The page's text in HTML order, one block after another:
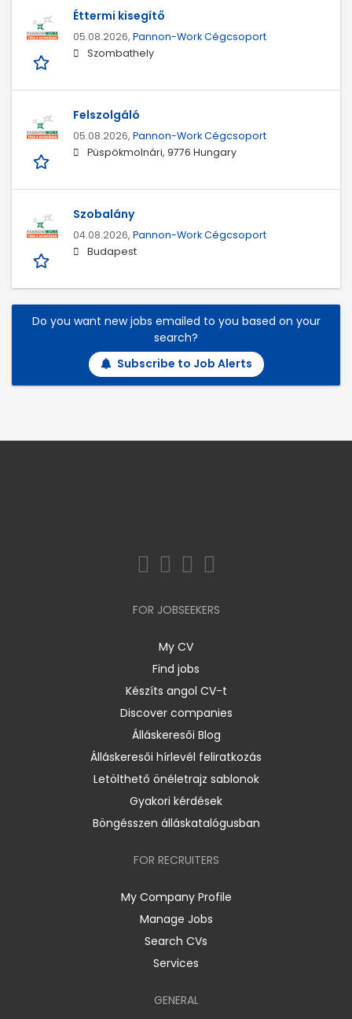
Éttermi kisegítő
05.08.2026, Pannon-Work Cégcsoport
Szombathely
Felszolgáló
05.08.2026, Pannon-Work Cégcsoport
Püspökmolnári, 9776 Hungary
Szobalány
04.08.2026, Pannon-Work Cégcsoport
Budapest
Do you want new jobs emailed to you based on your
search?
Subscribe to Job Alerts
FOR JOBSEEKERS
My CV
Find jobs
Készíts angol CV-t
Discover companies
Álláskeresői Blog
Álláskeresői hírlevél feliratkozás
Letölthető önéletrajz sablonok
Gyakori kérdések
Böngésszen álláskatalógusban
FOR RECRUITERS
My Company Profile
Manage Jobs
Search CVs
Services
GENERAL